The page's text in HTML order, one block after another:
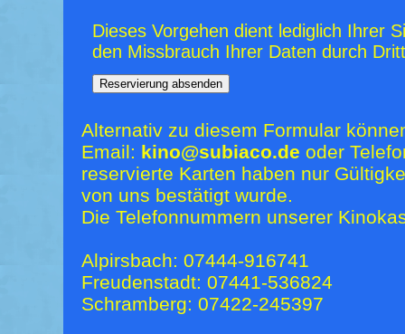
Dieses Vorgehen dient lediglich Ihrer
den Missbrauch Ihrer Daten durch
Alternativ zu diesem Formular
Email: kino@subiaco.de oder
reservierte Karten haben nur
von uns bestätigt wurde.
Die Telefonnummern unserer
Alpirsbach: 07444-916741
Freudenstadt: 07441-536824
Schramberg: 07422-245397